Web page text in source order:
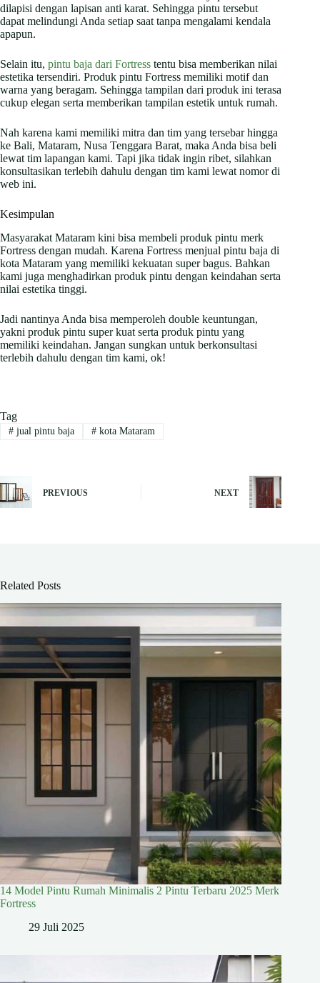
dilapisi dengan lapisan anti karat. Sehingga pintu tersebut
dapat melindungi Anda setiap saat tanpa mengalami kendala
apapun.
Selain itu, pintu baja dari Fortress tentu bisa memberikan nilai
estetika tersendiri. Produk pintu Fortress memiliki motif dan
warna yang beragam. Sehingga tampilan dari produk ini terasa
cukup elegan serta memberikan tampilan estetik untuk rumah.
Nah karena kami memiliki mitra dan tim yang tersebar hingga
ke Bali, Mataram, Nusa Tenggara Barat, maka Anda bisa beli
lewat tim lapangan kami. Tapi jika tidak ingin ribet, silahkan
konsultasikan terlebih dahulu dengan tim kami lewat nomor di
web ini.
Kesimpulan
Masyarakat Mataram kini bisa membeli produk pintu merk
Fortress dengan mudah. Karena Fortress menjual pintu baja di
kota Mataram yang memiliki kekuatan super bagus. Bahkan
kami juga menghadirkan produk pintu dengan keindahan serta
nilai estetika tinggi.
Jadi nantinya Anda bisa memperoleh double keuntungan,
yakni produk pintu super kuat serta produk pintu yang
memiliki keindahan. Jangan sungkan untuk berkonsultasi
terlebih dahulu dengan tim kami, ok!
Tag
#jual pintu baja #kota Mataram
PREVIOUS NEXT
Related Posts
14 Model Pintu Rumah Minimalis 2 Pintu Terbaru 2025 Merk
Fortress
29 Juli 2025